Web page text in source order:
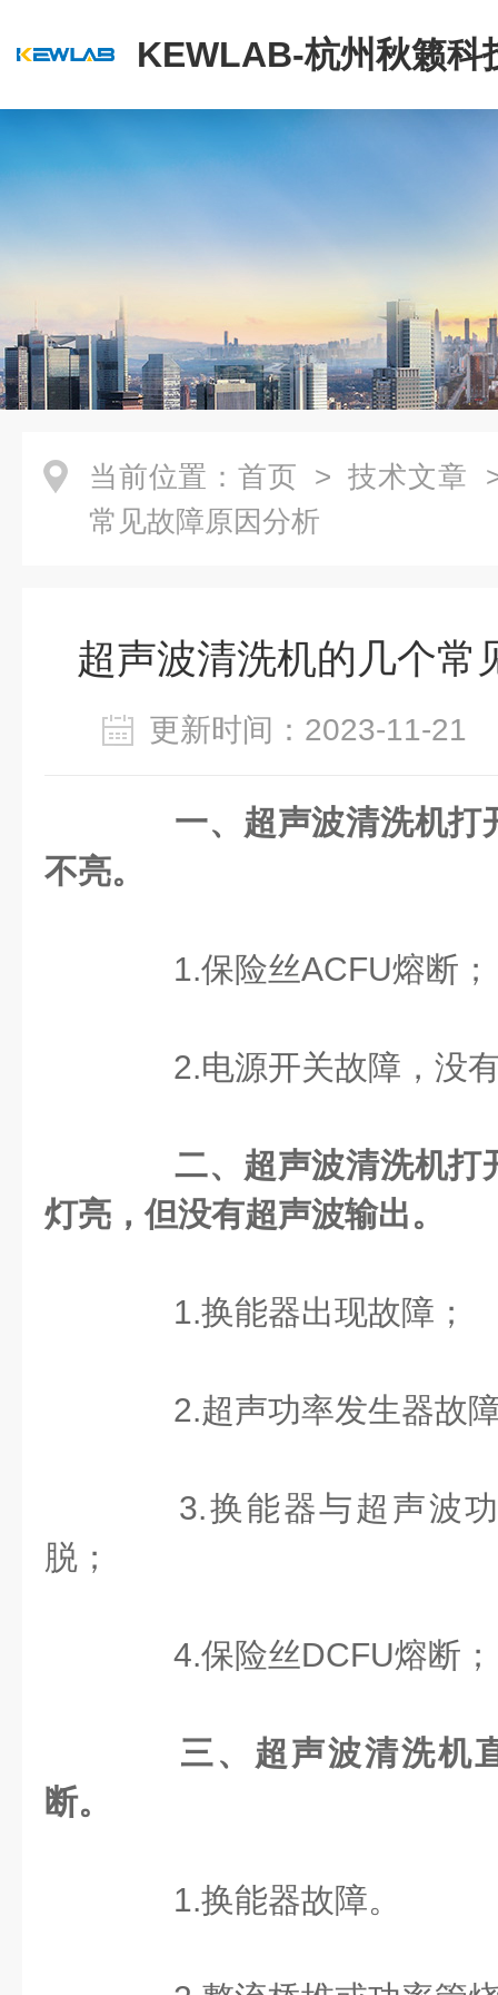
KEWLAB-杭州秋籁科
公司
当前位置： 首页 > 技术文章
常见故障原因分析
超声波清洗机的几个常
更新时间：2023-11-
一、超声波清洗机打
不亮。
1.保险丝ACFU熔断；
2.电源开关故障，没有
二、超声波清洗机打
灯亮，但没有超声波输出。
1.换能器出现故障；
2.超声功率发生器故
3.换能器与超声波功
脱；
4.保险丝DCFU熔断；
三、超声波清洗机
断。
1.换能器故障。